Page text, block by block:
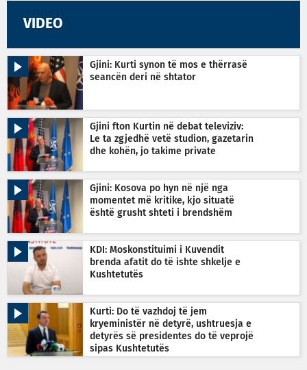
VIDEO
Gjini: Kurti synon të mos e thërrasë
seancën deri në shtator
Gjini fton Kurtin në debat televiziv:
Le ta zgjedhë vetë studion, gazetarin
dhe kohën, jo takime private
Gjini: Kosova po hyn në një nga
momentet më kritike, kjo situatë
është grusht shteti i brendshëm
KDI: Moskonstituimi i Kuvendit
brenda afatit do të ishte shkelje e
Kushtetutës
Kurti: Do të vazhdoj të jem
kryeministër në detyrë, ushtruesja e
detyrës së presidentes do të veprojë
sipas Kushtetutës